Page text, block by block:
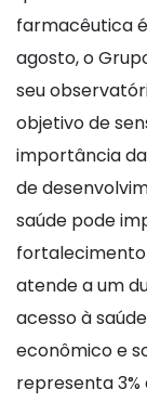
farmacêutica
agosto, o
seu
objetivo de
importância
de
saúde pode
atende a um
acesso à
econômico e
representa